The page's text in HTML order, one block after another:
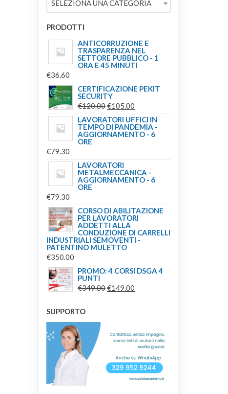
€209.00.€179.00.
SELEZIONA UNA CATEGORIA
PRODOTTI
ANTICORRUZIONE E
TRASPARENZA NEL
SETTORE PUBBLICO - 1
ORA E 45 MINUTI
€36.60
CERTIFICAZIONE PEKIT
SECURITY
€120.00IL
PREZZO
ORIGINALE
€105.00
PREZZO
ATTUALE
LAVORATORI UFFICI IN
TEMPO DI PANDEMIA -
AGGIORNAMENTO - 6
ORE
€79.30
LAVORATORI
METALMECCANICA -
AGGIORNAMENTO - 6
ORE
€79.30
CORSO DI ABILITAZIONE
PER LAVORATORI
ADDETTI ALLA
CONDUZIONE DI CARRELLI
INDUSTRIALI SEMOVENTI -
PATENTINO MULETTO
€350.00
PROMO: 4 CORSI DSGA 4
PUNTI
€349.00IL
€349.00.
€149.00
€149.00.
SUPPORTO